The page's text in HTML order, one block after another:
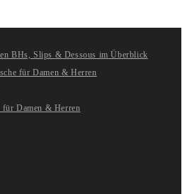
BHs, Slips & Dessous im Überblick
für Damen & Herren
für Damen & Herren